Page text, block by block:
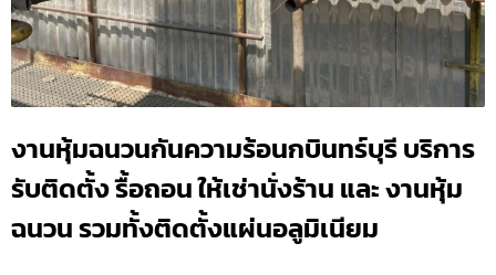
งานหุ้มฉนวนกันความร้อนกบินทร์บุรี บริการ
รับติดตั้ง รื้อถอน ให้เช่านั่งร้าน และ งานหุ้ม
ฉนวน รวมทั้งติดตั้งแผ่นอลูมิเนียม